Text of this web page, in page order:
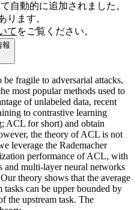
自動的に追加されました。
ります。
て をご覧ください。
報
fragile to adversarial attacks,
most popular methods used to
of unlabeled data, recent
to contrastive learning
ACL for short) and obtain
the theory of ACL is not
leverage the Rademacher
performance of ACL, with
and multi-layer neural networks
theory shows that the average
can be upper bounded by
the upstream task. The